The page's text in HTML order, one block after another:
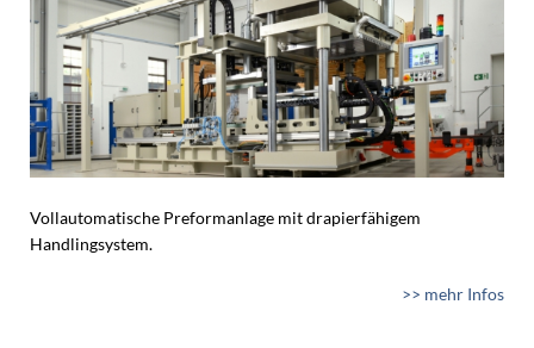
Vollautomatische Preformanlage mit drapierfähigem
Handlingsystem.
>> mehr Infos